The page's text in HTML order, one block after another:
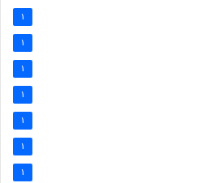
1
1
1
1
1
1
1